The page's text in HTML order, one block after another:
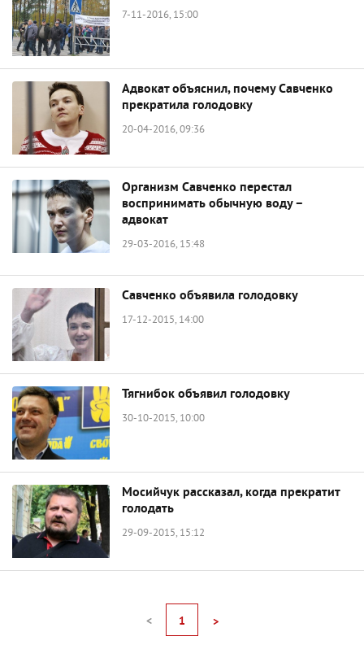
7-11-2016, 15:00
Адвокат объяснил, почему Савченко
прекратила голодовку
20-04-2016, 09:36
Организм Савченко перестал
воспринимать обычную воду –
адвокат
29-03-2016, 15:48
Савченко объявила голодовку
17-12-2015, 14:00
Тягнибок объявил голодовку
30-10-2015, 10:00
Мосийчук рассказал, когда прекратит
голодать
29-09-2015, 15:12
< 1 >